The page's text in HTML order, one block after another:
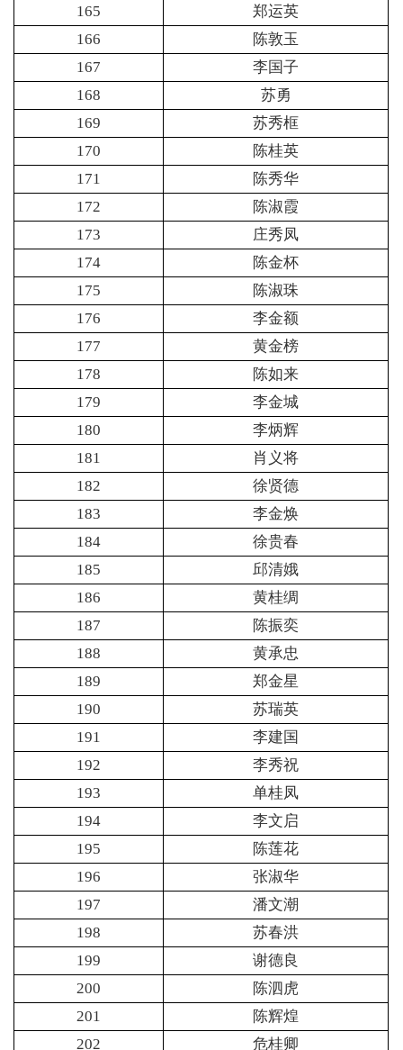
165
郑运英
166
陈敦玉
167
李国子
168
苏勇
169
苏秀框
170
陈桂英
171
陈秀华
172
陈淑霞
173
庄秀凤
174
陈金杯
175
陈淑珠
176
李金额
177
黄金榜
178
陈如来
179
李金城
180
李炳辉
181
肖义将
182
徐贤德
183
李金焕
184
徐贵春
185
邱清娥
186
黄桂绸
187
陈振奕
188
黄承忠
189
郑金星
190
苏瑞英
191
李建国
192
李秀祝
193
单桂凤
194
李文启
195
陈莲花
196
张淑华
197
潘文潮
198
苏春洪
199
谢德良
200
陈泗虎
201
陈辉煌
202
危桂卿